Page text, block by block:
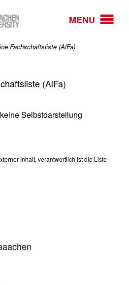
MENU
Fachschaftsliste (AlFa)
(AlFa)
Selbstdarstellung
Inhalt, verantwortlich ist die Liste